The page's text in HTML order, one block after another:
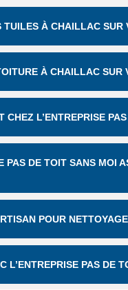
TUILES À CHAILLAC SUR
À CHAILLAC SUR
L’ENTREPRISE
DE TOIT SANS MOI
POUR
L’ENTREPRISE PAS DE